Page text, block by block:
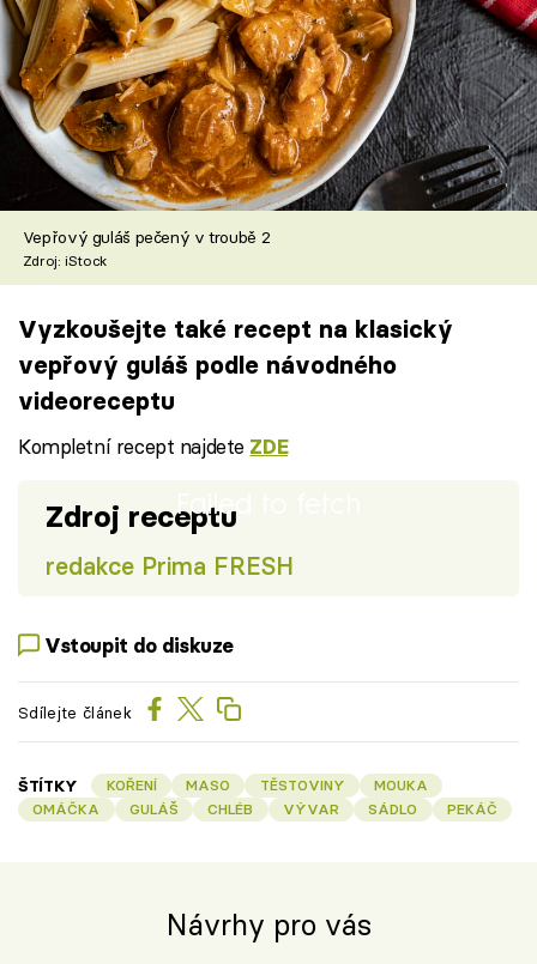
Vepřový guláš pečený v troubě 2
Zdroj: iStock
Vyzkoušejte také recept na klasický
vepřový guláš podle návodného
videoreceptu
Kompletní recept najdete ZDE
Failed to fetch
Zdroj receptu
redakce Prima FRESH
Vstoupit do diskuze
Sdílejte článek
ŠTÍTKY KOŘENÍ MASO TĚSTOVINY
MOUKA
OMÁČKA
GULÁŠ CHLÉB VÝVAR SÁDLO PEKÁČ
Návrhy pro vás